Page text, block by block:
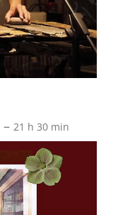
– 21 h 30 min